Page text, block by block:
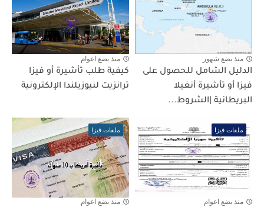
منذ بضع شهور
الدليل الشامل للحصول على
فيزا أو تأشيرة أنغيلا
البريطانية |الشروط...
منذ بضع اعوام
كيفية طلب تأشيرة أو فيزا
ترانزيت لنيوزيلندا الإلكترونية
ملفات فيزا
منذ بضع اعوام
ملفات فيزا
منذ بضع اعوام